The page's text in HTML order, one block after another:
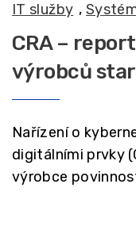
IT služby ,
CRA –
výrobců
Nařízení o
digitálními prvky
výrobce